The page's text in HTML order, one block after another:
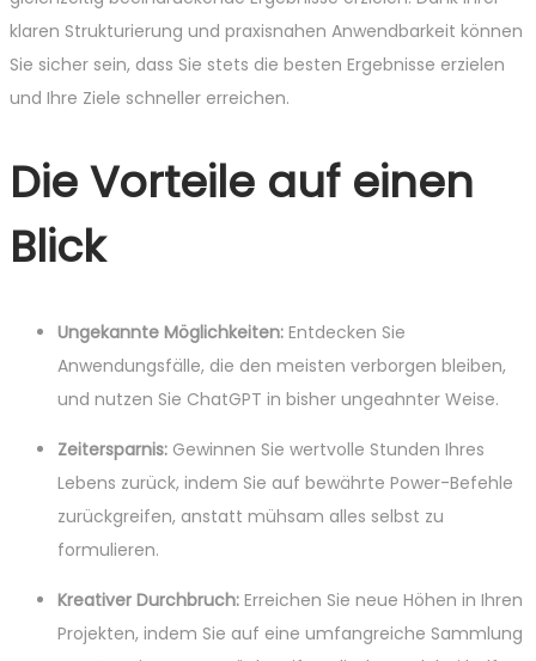
klaren Strukturierung und praxisnahen Anwendbarkeit können
Sie sicher sein, dass Sie stets die besten Ergebnisse erzielen
und Ihre Ziele schneller erreichen.
Die Vorteile auf einen
Blick
Ungekannte Möglichkeiten: Entdecken Sie
Anwendungsfälle, die den meisten verborgen bleiben,
und nutzen Sie ChatGPT in bisher ungeahnter Weise.
Zeitersparnis: Gewinnen Sie wertvolle Stunden Ihres
Lebens zurück, indem Sie auf bewährte Power-Befehle
zurückgreifen, anstatt mühsam alles selbst zu
formulieren.
Kreativer Durchbruch: Erreichen Sie neue Höhen in Ihren
Projekten, indem Sie auf eine umfangreiche Sammlung